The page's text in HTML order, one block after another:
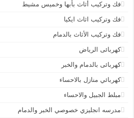
فك وتركيب أثاث بأبها وخميس مشيط
فك وتركيب اثاث ايكيا
فك وتركيب الأثاث بالدمام
كهربائى الرياض
كهربائى بالدمام والخبر
كهربائي منازل بالاحساء
مبلط الجبيل والاحساء
مدرسه انجليزي خصوصي الخبر والدمام